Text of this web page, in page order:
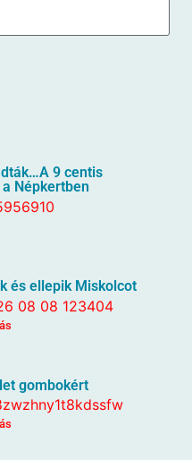
9 centis
Népkertben
és ellepik Miskolcot
gombokért